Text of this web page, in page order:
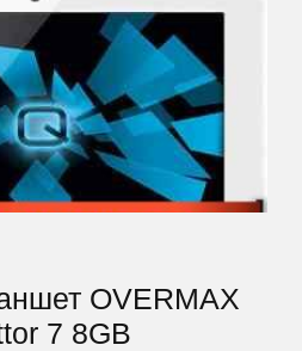
OVERMAX
7 8GB